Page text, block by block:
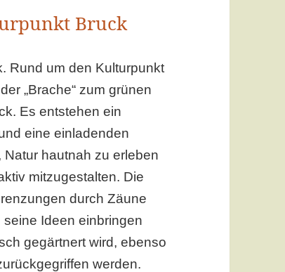
Bruck
Rund um den Kulturpunkt
„Brache“ zum grünen
Es entstehen ein
eine einladenden
hautnah zu erleben
mitzugestalten. Die
durch Zäune
Ideen einbringen
gegärtnert wird, ebenso
werden.